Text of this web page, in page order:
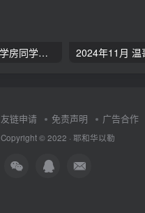
2024年 多伦多基督学房同学聚会：有福的教会（帖后1：1-5） 刘志雄
友链申请 免责声明 广告合作
Copyright © 2022 · 耶和华以勒